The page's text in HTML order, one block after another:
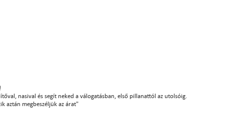
nasival és segít neked a válogatásban, első pillanattól az utolsóig.
aztán megbeszéljük az árat"